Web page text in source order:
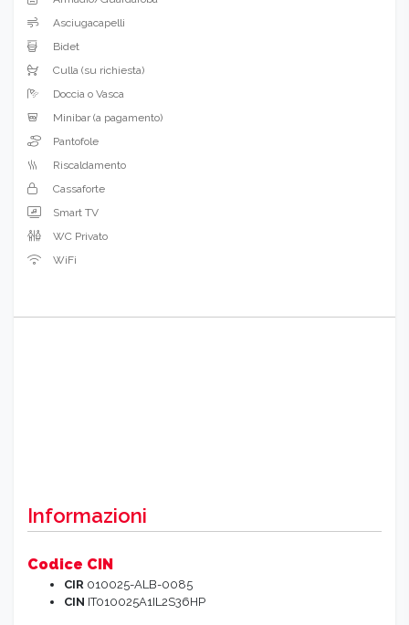
Asciugacapelli
Bidet
Culla (su richiesta)
Doccia o Vasca
Minibar (a pagamento)
Pantofole
Riscaldamento
Cassaforte
Smart TV
WC Privato
WiFi
Informazioni
Codice CIN
CIR 010025-ALB-0085
CIN IT010025A1IL2S36HP